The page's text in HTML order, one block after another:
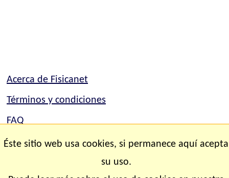
Acerca de Fisicanet
Términos y condiciones
FAQ
Mapa del sitio
Éste sitio web usa cookies, si permanece aquí acepta
su uso.